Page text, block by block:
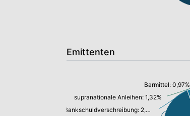
Emittenten
Bankschuldverschreibung: 2,30%
supranationale Anleihen: 1,32%
Barmittel: 0,97%